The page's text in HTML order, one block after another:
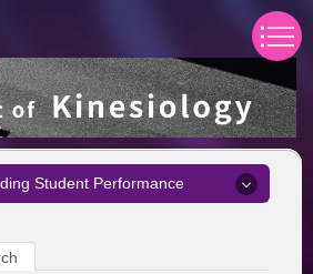
Student Performance